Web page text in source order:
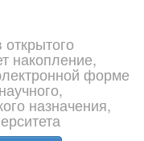
накопление,
форме
назначения,